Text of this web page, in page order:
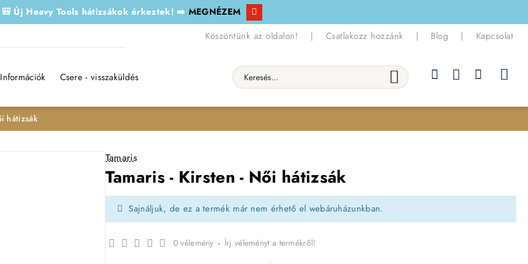
🎒 Új Heavy Tools hátizsákok érkeztek! ➡️ MEGNÉZEM
Köszöntünk az oldalon! | Csatlakozz hozzánk | Blog | Kapcsolat
Információk Csere - visszaküldés Keresés...
hátizsák
Tamaris
Tamaris - Kirsten - Női hátizsák
Sajnáljuk, de ez a termék már nem érhető el webáruházunkban.
0 vélemény - Írj véleményt a termékről!